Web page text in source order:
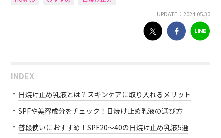
UPDATE： 2024.05.30
INDEX
日焼け止め乳液とは？スキンケアに取り入れるメリット
SPFや美容成分をチェック！日焼け止め乳液の選び方
普段使いにおすすめ！SPF20～40の日焼け止め乳液5選